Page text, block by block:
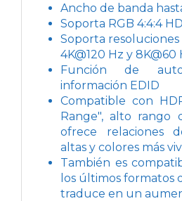
Ancho de banda
Soporta RGB 4:4:4
Soporta
4K@120 Hz y 8K@60
Función de
información EDID
Compatible con
Range", alto rango
ofrece relaciones
altas y colores más
También es
los últimos formatos
traduce en un